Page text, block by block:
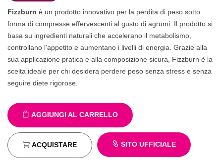
Fizzburn è un prodotto innovativo per la perdita di peso sotto
forma di compresse effervescenti al gusto di agrumi. Il prodotto si
basa su ingredienti naturali che accelerano il metabolismo,
controllano l'appetito e aumentano i livelli di energia. Grazie alla
sua applicazione pratica e alla composizione sicura, Fizzburn è la
scelta ideale per chi desidera perdere peso senza stress e senza
seguire diete rigorose.
AGGIUNGI AL CARRELLO
ACQUISTARE SITO UFFICIALE